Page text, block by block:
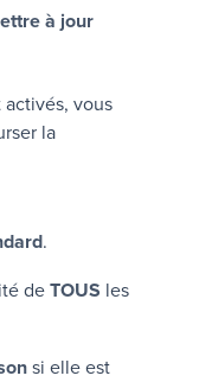
à jour
vous
la
.
deTOUS les
si elle est